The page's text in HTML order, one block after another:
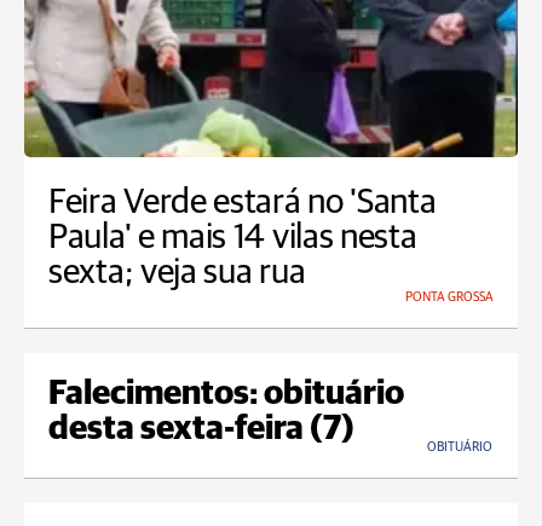
Feira Verde estará no 'Santa
Paula' e mais 14 vilas nesta
sexta; veja sua rua
PONTA GROSSA
Falecimentos: obituário
desta sexta-feira (7)
OBITUÁRIO